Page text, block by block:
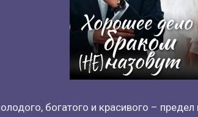
богатого и красивого –